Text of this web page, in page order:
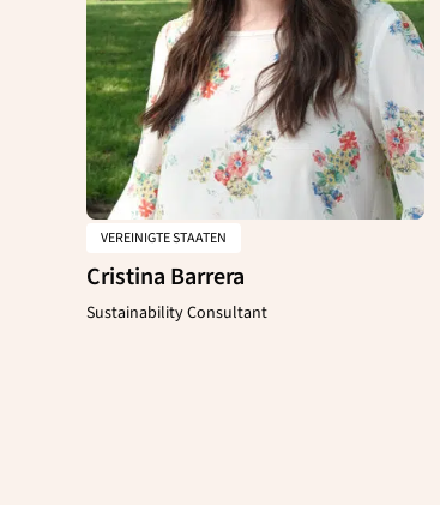
VEREINIGTE STAATEN
Cristina Barrera
Sustainability Consultant